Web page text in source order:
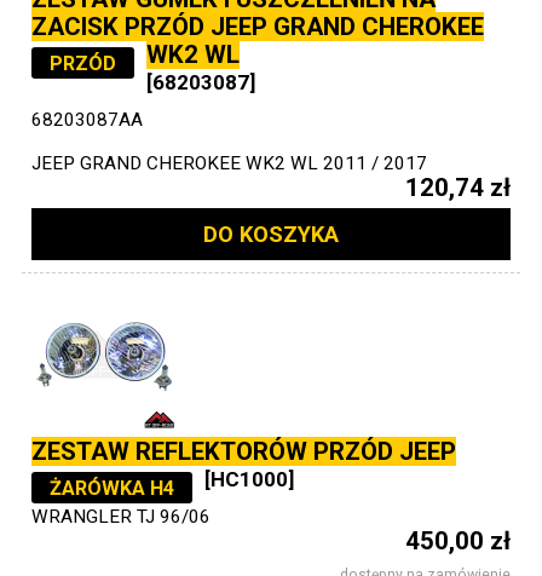
ZACISK PRZÓD JEEP GRAND CHEROKEE
WK2 WL
PRZÓD
[68203087]
68203087AA
JEEP GRAND CHEROKEE WK2 WL 2011 / 2017
120,74 zł
DO KOSZYKA
ZESTAW REFLEKTORÓW PRZÓD JEEP
ŻARÓWKA H4 [HC1000]
WRANGLER TJ 96/06
450,00 zł